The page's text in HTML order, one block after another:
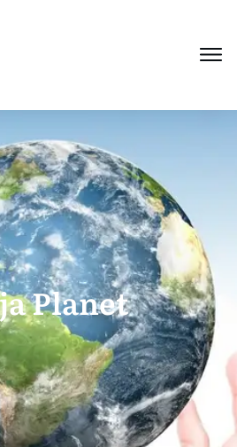
Planet